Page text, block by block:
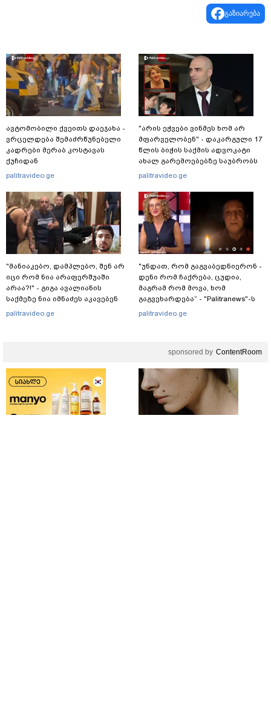
გაზიარება
ავტომობილი ქვეითს დაეჯახა -
ვრცელდება შემაძრწუნებელი
კადრები მერაბ კოსტავას
ქუჩიდან
palitravideo.ge
"მანიაკებო, დამპლებო, შენ არ
იცი რომ ნია არაფერშუაში
არაა?!" - გიგა ავალიანის
საქმეზე ნია იმნაძეს აკავებენ
palitravideo.ge
"არის ეჭვები ვინმეს ხომ არ
მფარველობენ" - დაკარგული 17
წლის ბიჭის საქმის ადვოკატი
ახალ გარემოებებზე საუბრობს
palitravideo.ge
"უნდათ, რომ გაგვაბედნიერონ -
დენი რომ ჩაქრება, ცუდია,
მაგრამ რომ მოვა, ხომ
გაგვეხარდება“ - "Palitranews"-ს
პირდეპირ ეთერში გია
palitravideo.ge
sponsored by ContentRoom